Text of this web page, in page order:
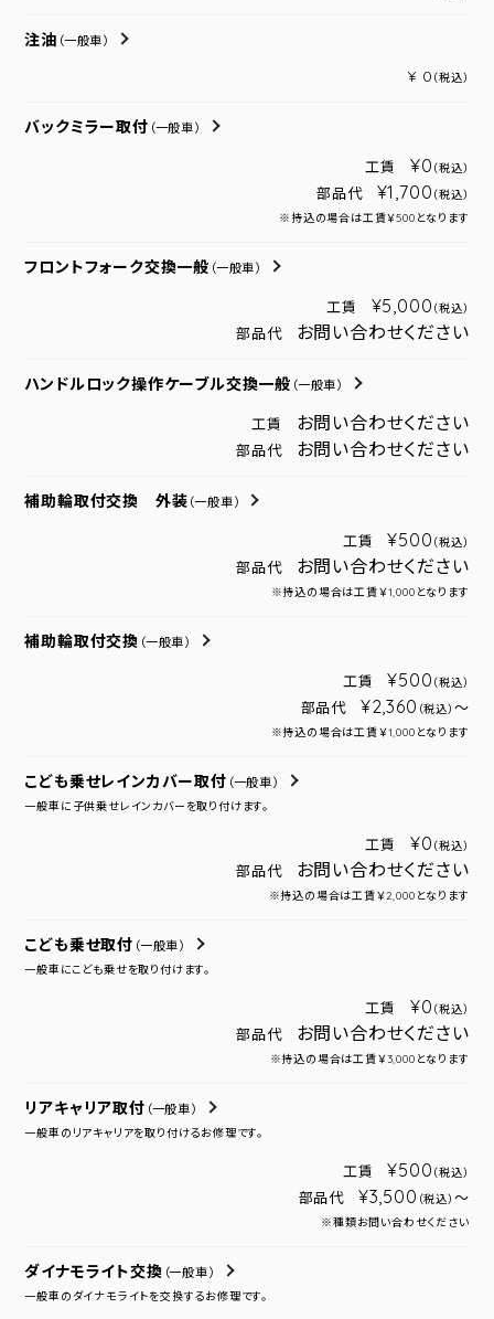
注油 （一般車）
¥ 0 （税込）
バックミラー取付 （一般車）
工賃 ¥0 （税込）
部品代 ¥1,700 （税込）
※持込の場合は工賃￥500となります
フロントフォーク交換一般 （一般車）
工賃 ¥5,000 （税込）
部品代 お問い合わせください
ハンドルロック操作ケーブル交換一般 （一般車）
工賃 お問い合わせください
部品代 お問い合わせください
補助輪取付交換 外装 （一般車）
工賃 ¥500 （税込）
部品代 お問い合わせください
※持込の場合は工賃￥1,000となります
補助輪取付交換 （一般車）
工賃 ¥500 （税込）
部品代 ¥2,360 （税込） ～
※持込の場合は工賃￥1,000となります
こども乗せレインカバー取付 （一般車）
一般車に子供乗せレインカバーを取り付けます。
工賃 ¥0 （税込）
部品代 お問い合わせください
※持込の場合は工賃￥2,000となります
こども乗せ取付 （一般車）
一般車にこども乗せを取り付けます。
工賃 ¥0 （税込）
部品代 お問い合わせください
※持込の場合は工賃￥3,000となります
リアキャリア取付 （一般車）
一般車のリアキャリアを取り付けるお修理です。
工賃 ¥500 （税込）
部品代 ¥3,500 （税込） ～
※種類お問い合わせください
ダイナモライト交換 （一般車）
一般車のダイナモライトを交換するお修理です。